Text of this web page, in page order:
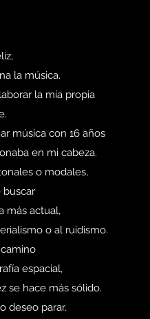
la música.
la mía propia
música con 16 años
en mi cabeza.
o modales,
buscar
más actual,
o al ruidismo.
espacial,
se hace más sólido.
deseo parar.